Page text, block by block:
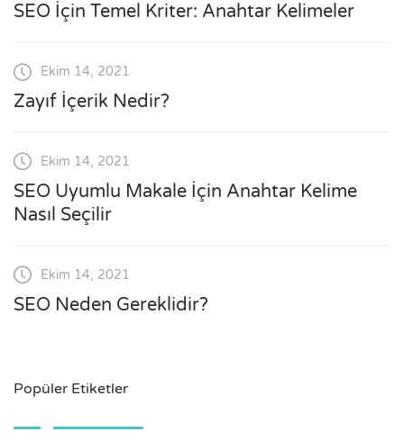
SEO İçin Temel Kriter: Anahtar Kelimeler
Ekim 14, 2021
Zayıf İçerik Nedir?
Ekim 14, 2021
SEO Uyumlu Makale İçin Anahtar Kelime
Nasıl Seçilir
Ekim 14, 2021
SEO Neden Gereklidir?
Popüler Etiketler